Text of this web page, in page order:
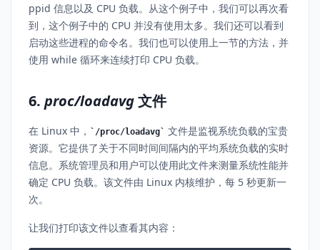
ppid 信息以及 CPU 负载。从这个例子中，我们可以再次看
到，这个例子中的 CPU 并没有使用太多。我们还可以看到
启动这些进程的命令名。我们也可以使用上一节的方法，并
使用 while 循环来连续打印 CPU 负载。
6. proc/loadavg文件
在 Linux 中， /proc/loadavg
文件是监视系统负载的宝贵
资源。它提供了关于不同时间间隔内的平均系统负载的实时
信息。系统管理员和用户可以使用此文件来测量系统性能并
确定 CPU 负载。该文件由 Linux 内核维护，每 5 秒更新一
次。
让我们打印该文件以查看其内容：